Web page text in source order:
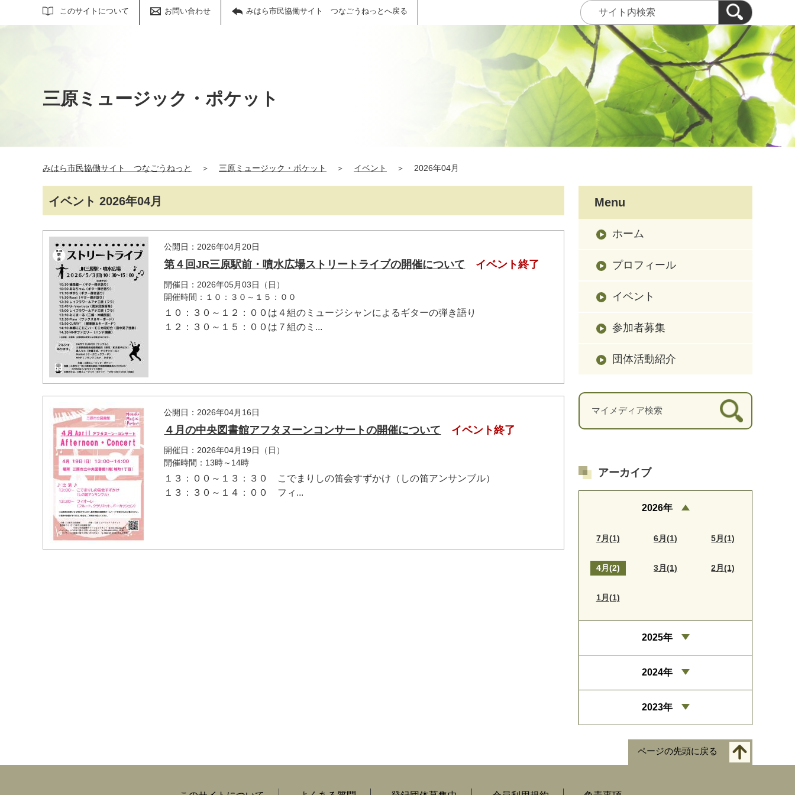
このサイトについて お問い合わせ みはら市民協働サイト つなごうねっとへ戻る
サイト内検索
三原ミュージック・ポケット
みはら市民協働サイト つなごうねっと ＞ 三原ミュージック・ポケット ＞ イベント ＞ 2026年04月
イベント 2026年04月
公開日：2026年04月20日
第４回JR三原駅前・噴水広場ストリートライブの開催について イベント終了
開催日：2026年05月03日（日）
開催時間：１０：３０～１５：００
１０：３０～１２：００は４組のミュージシャンによるギターの弾き語り
１２：３０～１５：００は７組のミ...
公開日：2026年04月16日
４月の中央図書館アフタヌーンコンサートの開催について イベント終了
開催日：2026年04月19日（日）
開催時間：13時～14時
１３：００～１３：３０ こでまりしの笛会すずかけ（しの笛アンサンブル）
１３：３０～１４：００ フィ...
Menu
ホーム
プロフィール
イベント
参加者募集
団体活動紹介
アーカイブ
2026年
7月(1) 6月(1) 5月(1)
4月(2) 3月(1) 2月(1)
1月(1)
2025年
2024年
2023年
ページの先頭に戻る